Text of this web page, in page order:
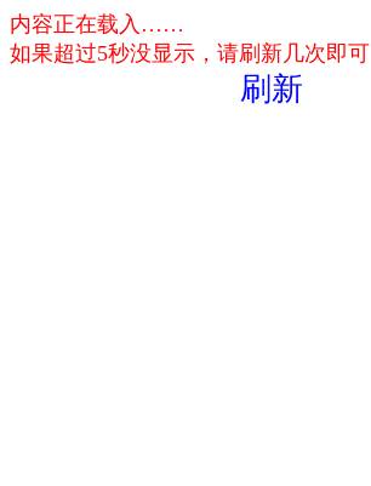
内容正在载入……
如果超过5秒没显示，请刷新几次即可
刷新